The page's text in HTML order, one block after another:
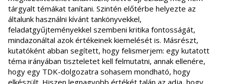
tárgyalt témákat tanítani. Szintén előtérbe helyezte az
általunk használni kívánt tankönyvekkel,
feladatgyűjteményekkel szembeni kritika fontosságát,
mindazonáltal azok értékeinek kiemelését is. Másrészt,
kutatóként abban segített, hogy felismerjem: egy kutatott
téma irányában tiszteletet kell felmutatni, annak ellenére,
hogy egy TDK-dolgozatra sohasem mondható, hogy
elkészült. Hiszen legnagyobb értékét talán az adja, hogy